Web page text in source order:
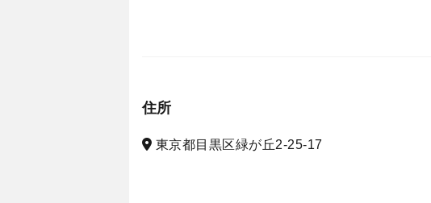
住所
東京都目黒区緑が丘2-25-17